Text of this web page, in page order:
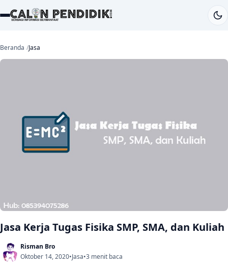
Beranda Jasa
Jasa Kerja Tugas Fisika SMP, SMA, dan Kuliah
Risman Bro
Oktober 14, 2020•Jasa•3 menit baca